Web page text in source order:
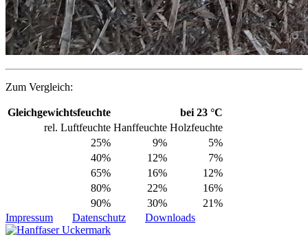
Zum Vergleich:
Gleichgewichtsfeuchte
bei 23 °C
rel. Luftfeuchte Hanffeuchte Holzfeuchte
25%
9%
5%
40%
12%
7%
65%
16%
12%
80%
22%
16%
90%
30%
21%
Impressum
Datenschutz Downloads